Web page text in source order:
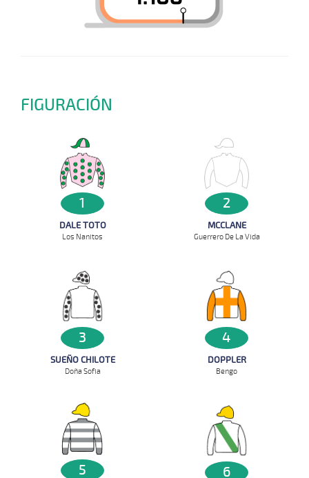
FIGURACIÓN
1
DALE TOTO
Los Nanitos
2
MCCLANE
Guerrero De La Vida
3
SUEÑO CHILOTE
Doña Sofia
4
DOPPLER
Bengo
5 6